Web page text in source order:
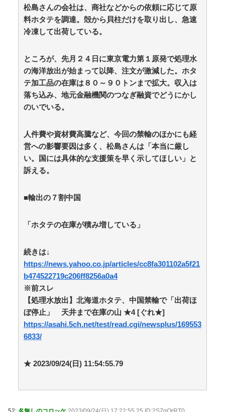
NEW! (8/7 17:09)
【強火ハロヲタ】佐藤佳奈（さかなちゃん）、レイン
ボー池田と電撃結婚！ / おまとめアンテナ
NEW!
15:05)
事故の一部始終⋯ / おまとめアンテナ NEW! (8/7 15:00)
【心霊・幽霊】「◯◯花橋」という赤い橋 / おまとめ
アンテナ NEW! (8/7 15:00)
【ウマ娘】4コマ「ギャル界隈」 / おまとめアンテナ
(8/7 12:15)
Powered by livedoor 相互RSS
松島さんの会社は、商社などからの依頼に応じて原
料ホタテを調達。殻から貝柱だけを取り出し、急速
冷凍して出荷している。
ところが、先月２４日に東京電力第１原発で処理水
の海洋放出が始まって以降、注文が激減した。ホタ
テ加工品の在庫は８０～９０トンまで拡大。収入は
落ち込み、地元金融機関のつなぎ融資でどうにかし
のいでいる。
人件費や資材費高騰など、今回の禁輸のほかにも経
営への影響要因は多く、松島さんは「本当に厳し
い。国には具体的な支援策を早く示してほしい」と
訴える。
■輸出の７割中国
「ホタテの在庫が積み増している」
続きは↓
https://news.yahoo.co.jp/articles/cc8fa301102a5f21
b474522719c206ff8256a0a4
※前スレ
【処理水放出】北海道ホタテ、中国禁輸で「出荷ほ
ぼ停止」 天井まで在庫の山 ★4 [ぐれ★]
https://asahi.5ch.net/test/read.cgi/newsplus/169553
6833/
★ 2023/09/24(日) 11:54:55.79